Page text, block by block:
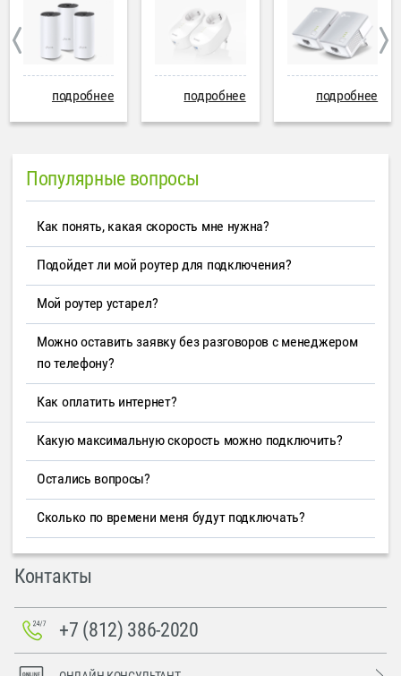
подробнее подробнее подробнее
Популярные вопросы
Как понять, какая скорость мне нужна?
Подойдет ли мой роутер для подключения?
Мой роутер устарел?
Можно оставить заявку без разговоров с менеджером
по телефону?
Как оплатить интернет?
Какую максимальную скорость можно подключить?
Остались вопросы?
Сколько по времени меня будут подключать?
Контакты
+7 (812) 386-2020